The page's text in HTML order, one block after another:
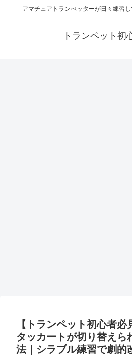
アマチュアトランぺッターが日々練習
トランペット初
【トランペット初心者
タッカートが切り替えら
法｜シラブル練習で劇的